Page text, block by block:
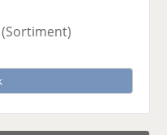
(Sortiment)